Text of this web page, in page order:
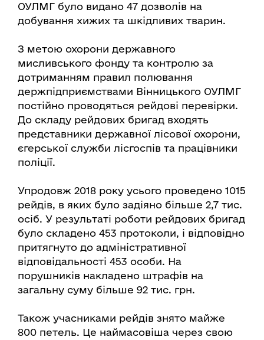
ОУЛМГ було видано 47 дозволів на
добування хижих та шкідливих тварин.
З метою охорони державного
мисливського фонду та контролю за
дотриманням правил полювання
держпідприємствами Вінницького ОУЛМГ
постійно проводяться рейдові перевірки.
До складу рейдових бригад входять
представники державної лісової охорони,
єгерської служби лісгоспів та працівники
поліції.
Упродовж 2018 року усього проведено 1015
рейдів, в яких було задіяно більше 2,7 тис.
осіб. У результаті роботи рейдових бригад
було складено 453 протоколи, і відповідно
притягнуто до адміністративної
відповідальності 453 особи. На
порушників накладено штрафів на
загальну суму більше 92 тис. грн.
Також учасниками рейдів знято майже
800 петель. Це наймасовіша через свою